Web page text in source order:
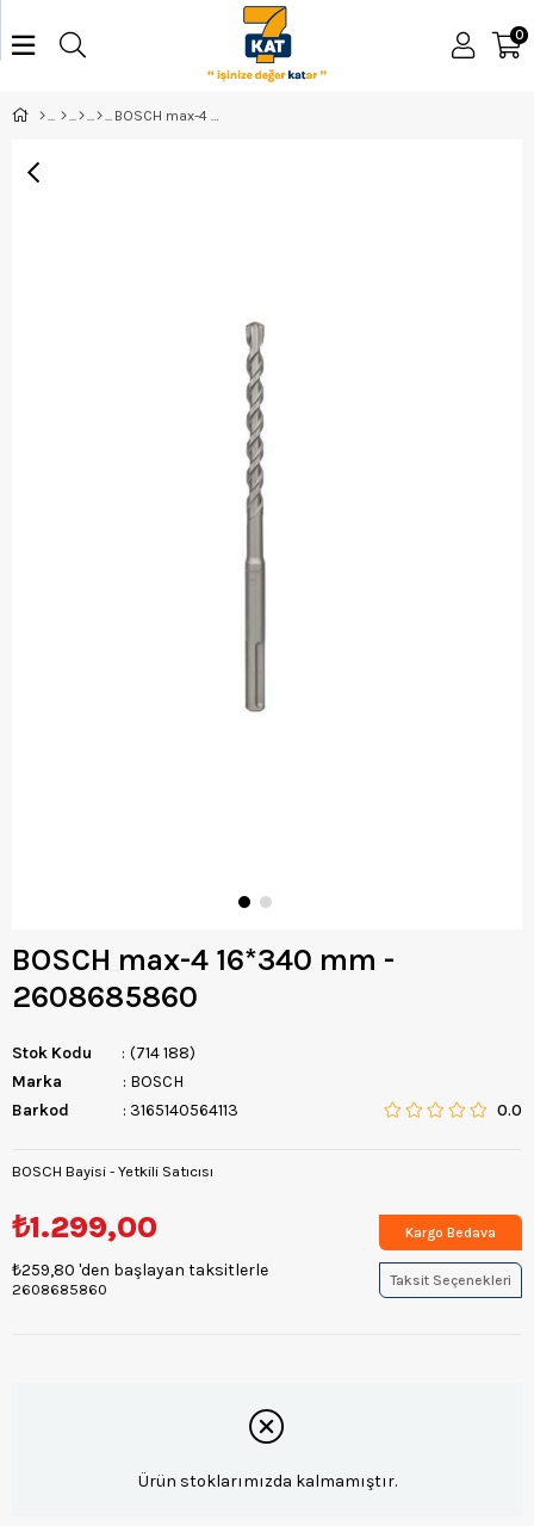
0
BOSCH max-4 16*340 mm -
2608685860
Stok Kodu
(714 188)
Marka
: BOSCH
Barkod
: 3165140564113 0.0
BOSCH Bayisi - Yetkili Satıcısı
₺1.299,00
₺259,80 'den başlayan taksitlerle
2608685860
Kargo Bedava
Taksit Seçenekleri
Ürün stoklarımızda kalmamıştır.